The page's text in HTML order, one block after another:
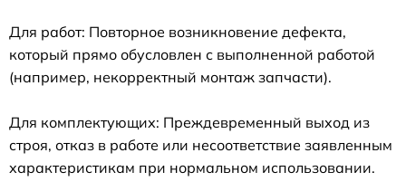
Для работ: Повторное возникновение дефекта,
который прямо обусловлен с выполненной работой
(например, некорректный монтаж запчасти).
Для комплектующих: Преждевременный выход из
строя, отказ в работе или несоответствие заявленным
характеристикам при нормальном использовании.